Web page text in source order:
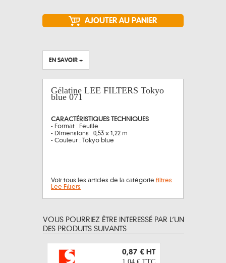
EN SAVOIR +
Gélatine LEE FILTERS Tokyo
blue 071
CARACTÉRISTIQUES TECHNIQUES
- Format : Feuille
- Dimensions : 0,53 x 1,22 m
- Couleur : Tokyo blue
Voir tous les articles de la catégorie filtres
Lee Filters
VOUS POURRIEZ ÊTRE INTERESSÉ PAR L’UN
DES PRODUITS SUIVANTS
0,87 € HT